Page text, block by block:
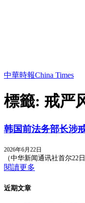
中華時報China Times
標籤: 戒严
韩国前法务部长涉
2026年6月22日
（中华新闻通讯社首尔22
閱讀更多
近期文章